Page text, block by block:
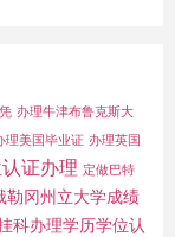
办理牛津布鲁克斯大
理美国毕业证 办理英国
证办理 定做巴特
勒冈州立大学成绩
科办理学历学位认